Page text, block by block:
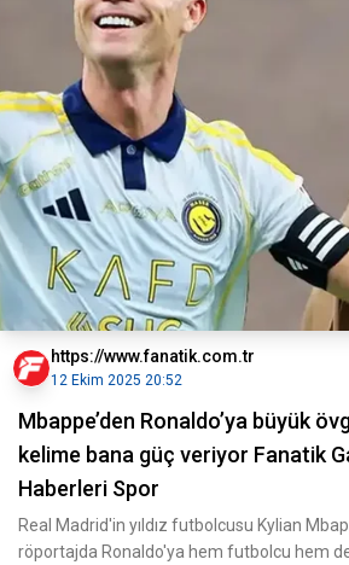
https://www.fanatik.com.tr
12 Ekim 2025 20:52
Mbappe’den Ronaldo’ya büyük
kelime bana güç veriyor Fanatik
Haberleri Spor
Real Madrid'in yıldız futbolcusu Kylian
röportajda Ronaldo'ya hem futbolcu hem